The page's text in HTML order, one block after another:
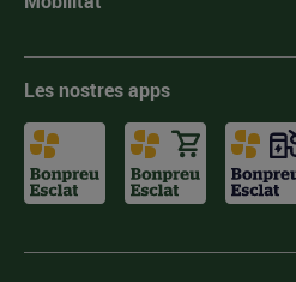
Les nostres apps